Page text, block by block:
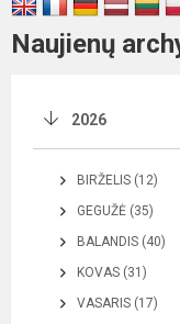
Naujienų
2026
BIRŽELIS (12)
GEGUŽĖ (35)
BALANDIS (40)
KOVAS (31)
VASARIS (17)